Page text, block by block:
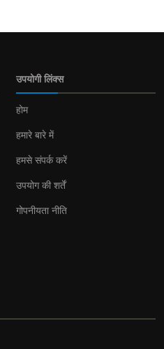
उपयोगी लिंक्स
होम
हमारे बारे में
हमसे संपर्क करें
उपयोग की शर्तें
गोपनीयता नीति